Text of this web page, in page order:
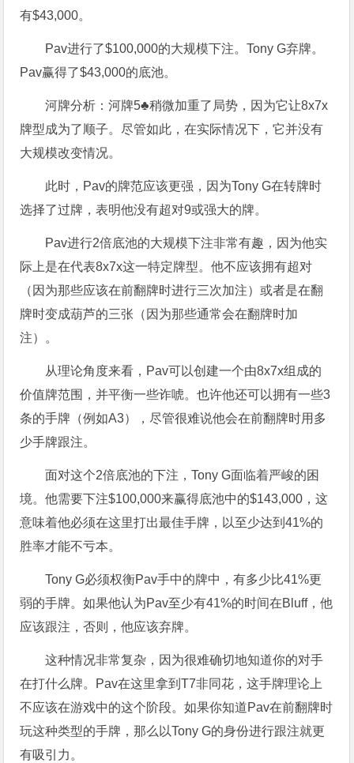
有$43,000。
Pav进行了$100,000的大规模下注。Tony G弃牌。
Pav赢得了$43,000的底池。
河牌分析：河牌5♣稍微加重了局势，因为它让8x7x
牌型成为了顺子。尽管如此，在实际情况下，它并没有
大规模改变情况。
此时，Pav的牌范应该更强，因为Tony G在转牌时
选择了过牌，表明他没有超对9或强大的牌。
Pav进行2倍底池的大规模下注非常有趣，因为他实
际上是在代表8x7x这一特定牌型。他不应该拥有超对
（因为那些应该在前翻牌时进行三次加注）或者是在翻
牌时变成葫芦的三张（因为那些通常会在翻牌时加
注）。
从理论角度来看，Pav可以创建一个由8x7x组成的
价值牌范围，并平衡一些诈唬。也许他还可以拥有一些3
条的手牌（例如A3），尽管很难说他会在前翻牌时用多
少手牌跟注。
面对这个2倍底池的下注，Tony G面临着严峻的困
境。他需要下注$100,000来赢得底池中的$143,000，这
意味着他必须在这里打出最佳手牌，以至少达到41%的
胜率才能不亏本。
Tony G必须权衡Pav手中的牌中，有多少比41%更
弱的手牌。如果他认为Pav至少有41%的时间在Bluff，他
应该跟注，否则，他应该弃牌。
这种情况非常复杂，因为很难确切地知道你的对手
在打什么牌。Pav在这里拿到T7非同花，这手牌理论上
不应该在游戏中的这个阶段。如果你知道Pav在前翻牌时
玩这种类型的手牌，那么以Tony G的身份进行跟注就更
有吸引力。